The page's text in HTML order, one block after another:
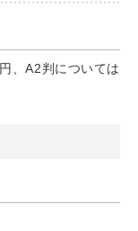
、A2判については